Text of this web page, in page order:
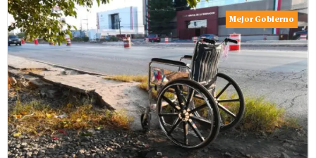
Mejor Gobierno